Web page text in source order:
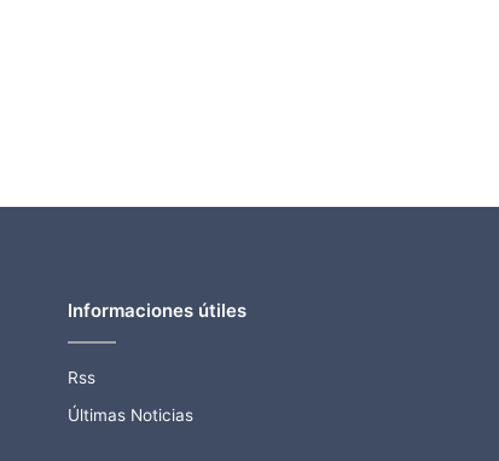
Informaciones útiles
Rss
Últimas Noticias